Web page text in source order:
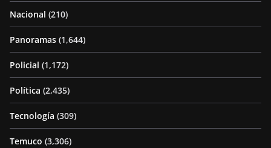
Nacional (210)
Panoramas (1,644)
Policial (1,172)
Política (2,435)
Tecnología (309)
Temuco (3,306)